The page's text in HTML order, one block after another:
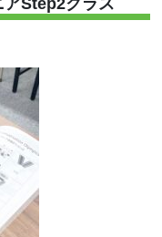
アStep2クラス